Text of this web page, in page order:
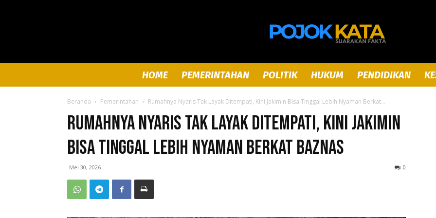
Pojok
Kata
HOME PEMERINTAHAN POLITIK HUKUM PENDIDIKAN
Beranda Pemerintahan Rumahnya Nyaris Tak Layak Ditempati, Kini Jakimin Bisa Tinggal Lebih Nyaman Berkat...
Rumahnya Nyaris Tak Layak Ditempati, Kini Jakimin
Bisa Tinggal Lebih Nyaman Berkat Baznas
Mei 30, 2026 0